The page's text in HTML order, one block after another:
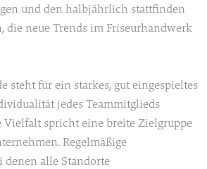
und den halbjährlich stattfinden
die neue Trends im Friseurhandwerk
steht für ein starkes, gut eingespieltes
jedes Teammitglieds
Vielfalt spricht eine breite Zielgruppe
Regelmäßige
alle Standorte